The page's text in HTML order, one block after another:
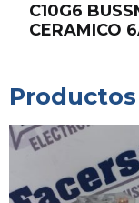
C10G6
CERAMICO